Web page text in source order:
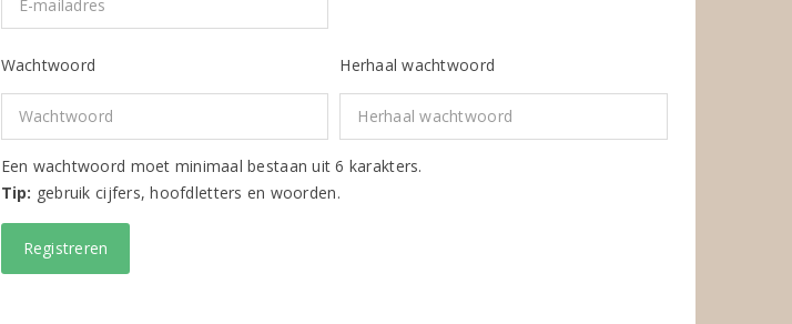
Wachtwoord Herhaal wachtwoord
Een wachtwoord moet minimaal bestaan uit 6 karakters.
Tip: gebruik cijfers, hoofdletters en woorden.